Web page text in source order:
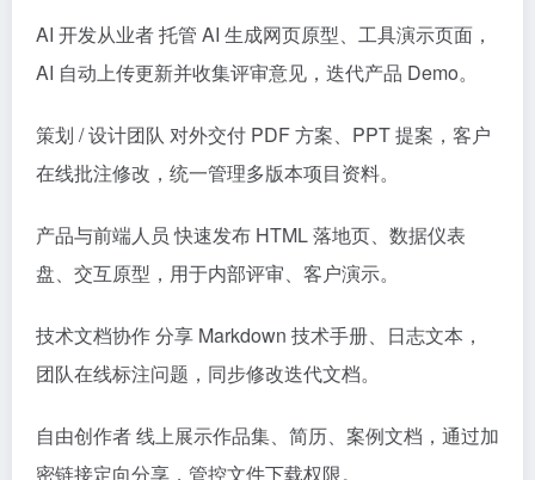
AI 开发从业者 托管 AI 生成网页原型、工具演示页面，
AI 自动上传更新并收集评审意见，迭代产品 Demo。
策划 / 设计团队 对外交付 PDF 方案、PPT 提案，客户
在线批注修改，统一管理多版本项目资料。
产品与前端人员 快速发布 HTML 落地页、数据仪表
盘、交互原型，用于内部评审、客户演示。
技术文档协作 分享 Markdown 技术手册、日志文本，
团队在线标注问题，同步修改迭代文档。
自由创作者 线上展示作品集、简历、案例文档，通过加
密链接定向分享，管控文件下载权限。